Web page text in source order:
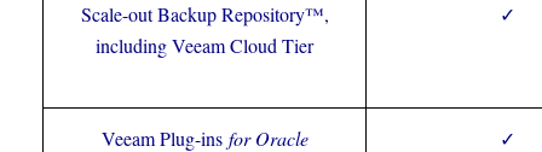
Scale-out Backup Repository™,
including Veeam Cloud Tier
✓
Veeam Plug-ins for Oracle
✓